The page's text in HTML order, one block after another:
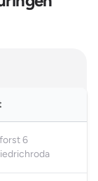
die Karte
Branchendaten.
können Sie uns
6